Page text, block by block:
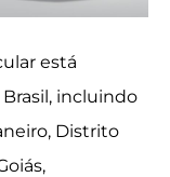
está
incluindo
Distrito